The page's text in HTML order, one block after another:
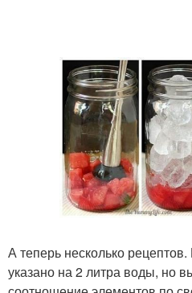
А теперь несколько
указано на 2 литра воды, но